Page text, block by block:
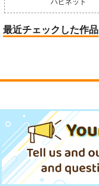
最近チェックした作品